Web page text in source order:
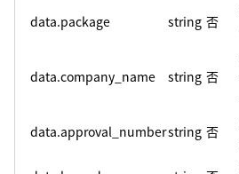
data.package string 否
data.company_name string 否
data.approval_numberstring 否